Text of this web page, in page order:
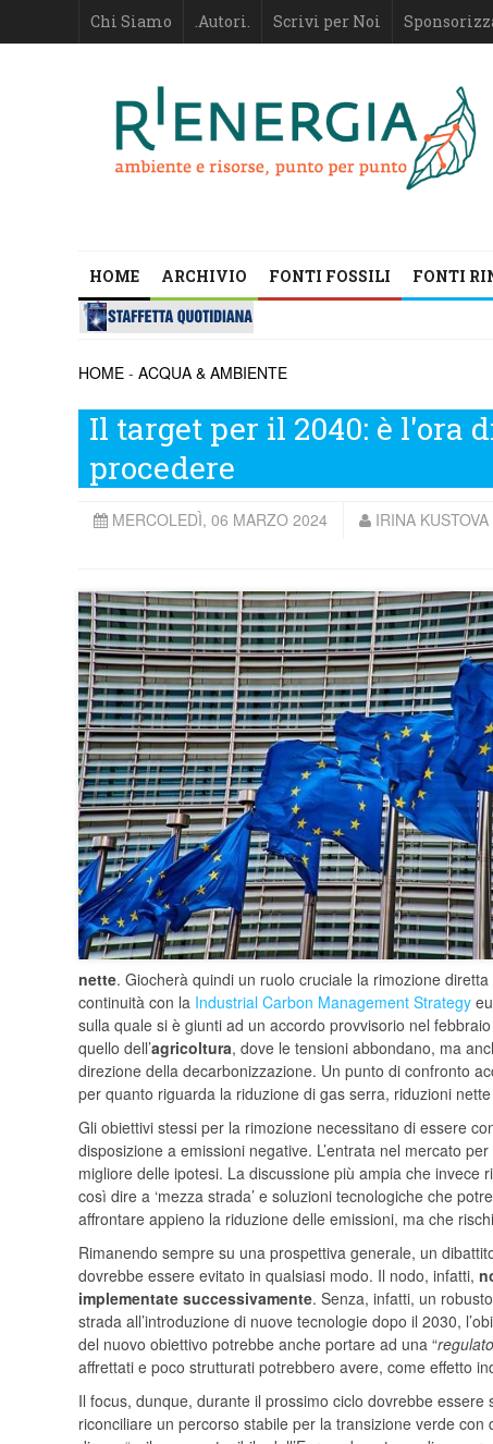
Chi Siamo .Autori. Scrivi per Noi
HOME ARCHIVIO FONTI FOSSILI FONTI
HOME - ACQUA & AMBIENTE
Il target per il 2040: è l'ora
procedere
MERCOLEDÌ, 06 MARZO 2024 IRINA
nette. Giocherà quindi un ruolo cruciale la rimozione
continuità con la Industrial Carbon Management Strategy
sulla quale si è giunti ad un accordo provvisorio nel
quello dell’agricoltura, dove le tensioni abbondano, ma
direzione della decarbonizzazione. Un punto di confronto
per quanto riguarda la riduzione di gas serra, riduzioni
Gli obiettivi stessi per la rimozione necessitano di essere
disposizione a emissioni negative. L’entrata nel mercato
migliore delle ipotesi. La discussione più ampia che
così dire a ‘mezza strada’ e soluzioni tecnologiche che
affrontare appieno la riduzione delle emissioni, ma che
Rimanendo sempre su una prospettiva generale, un
dovrebbe essere evitato in qualsiasi modo. Il nodo, infatti,
implementate successivamente. Senza, infatti, un
strada all’introduzione di nuove tecnologie dopo il 2030,
del nuovo obiettivo potrebbe anche portare ad una “
affrettati e poco strutturati potrebbero avere, come effetto
Il focus, dunque, durante il prossimo ciclo dovrebbe essere
riconciliare un percorso stabile per la transizione verde